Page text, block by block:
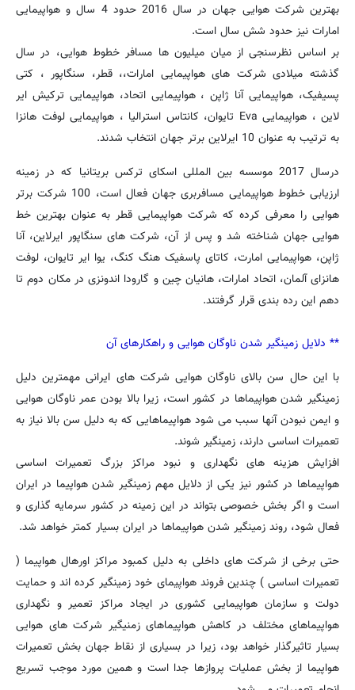
بهترین شرکت هوایی جهان در سال 2016 حدود 4 سال و هواپیمایی
امارات نیز حدود شش سال است.
بر اساس نظرسنجی از میان میلیون ها مسافر خطوط هوایی، در سال
گذشته میلادی شرکت های هواپیمایی امارات،، قطر، سنگاپور ، کتی
پسیفیک، هواپیمایی آنا ژاپن ، هواپیمایی اتحاد، هواپیمایی ترکیش ایر
لاین ، هواپیمایی Eva تایوان، کانتاس استرالیا ، هواپیمایی لوفت هانزا
به ترتیب به عنوان 10 ایرلاین برتر جهان انتخاب شدند.
درسال 2017 موسسه بین المللی اسکای ترکس بریتانیا که در زمینه
ارزیابی خطوط هواپیمایی مسافربری جهان فعال است، 100 شرکت برتر
هوایی را معرفی کرده که شرکت هواپیمایی قطر به عنوان بهترین خط
هوایی جهان شناخته شد و پس از آن، شرکت های سنگاپور ایرلاین، آنا
ژاپن، هواپیمایی امارت، کاتای پاسفیک هنگ کنگ، یوا ایر تایوان، لوفت
هانزای آلمان، اتحاد امارات، هانیان چین و گارودا اندونزی در مکان دوم تا
دهم این رده بندی قرار گرفتند.
** دلایل زمینگیر شدن ناوگان هوایی و راهکارهای آن
با این حال سن بالای ناوگان هوایی شرکت های ایرانی مهمترین دلیل
زمینگیر شدن هواپیماها در کشور است، زیرا بالا بودن عمر ناوگان هوایی
و ایمن نبودن آنها سبب می شود هواپیماهایی که به دلیل سن بالا نیاز به
تعمیرات اساسی دارند، زمینگیر شوند.
افزایش هزینه های نگهداری و نبود مراکز بزرگ تعمیرات اساسی
هواپیماها در کشور نیز یکی از دلایل مهم زمینگیر شدن هواپیما در ایران
است و اگر بخش خصوصی بتواند در این زمینه در کشور سرمایه گذاری و
فعال شود، روند زمینگیر شدن هواپیماها در ایران بسیار کمتر خواهد شد.
حتی برخی از شرکت های داخلی به دلیل کمبود مراکز اورهال هواپیما (
تعمیرات اساسی ) چندین فروند هواپیمای خود زمینگیر کرده اند و حمایت
دولت و سازمان هواپیمایی کشوری در ایجاد مراکز تعمیر و نگهداری
هواپیماهای مختلف در کاهش هواپیماهای زمنیگیر شرکت های هوایی
بسیار تاثیرگذار خواهد بود، زیرا در بسیاری از نقاط جهان بخش تعمیرات
هواپیما از بخش عملیات پروازها جدا است و همین مورد موجب تسریع